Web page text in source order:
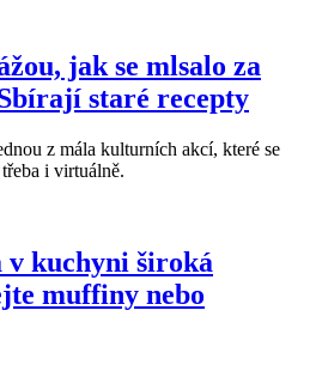
jak se mlsalo za
staré recepty
z mála kulturních akcí, které se
i virtuálně.
v kuchyni široká
muffiny nebo